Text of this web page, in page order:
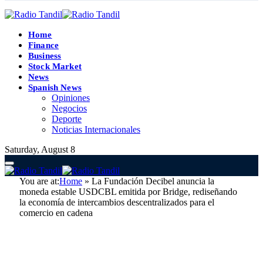
Home
Finance
Business
Stock Market
News
Spanish News
Opiniones
Negocios
Deporte
Noticias Internacionales
Saturday, August 8
You are at:Home » La Fundación Decibel anuncia la
moneda estable USDCBL emitida por Bridge, rediseñando
la economía de intercambios descentralizados para el
comercio en cadena